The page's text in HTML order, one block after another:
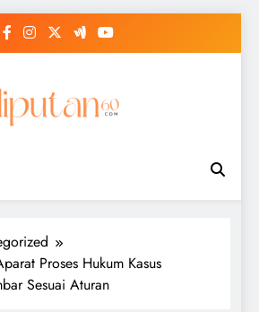
Proses Hukum Kasus
Sesuai Aturan